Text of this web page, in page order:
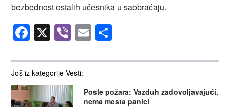
Još iz kategorije Vesti:
Posle požara: Vazduh zadovoljavajući,
nema mesta panici
bezbednost ostalih učesnika u saobraćaju.
Facebook
X Viber
Email